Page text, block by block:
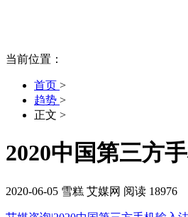
当前位置：
首页 >
趋势 >
正文 >
2020中国第三方
2020-06-05 雪糕 艾媒网 阅读 18976